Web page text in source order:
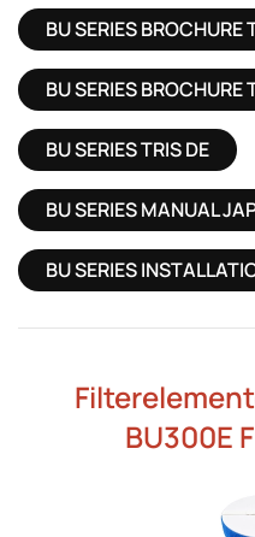
BU SERIES BROCHURE
BU SERIES BROCHURE
BU SERIES TRIS DE
BU SERIES MANUAL
BU SERIES
BU300E